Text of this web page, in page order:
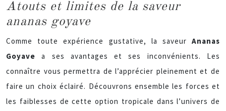
Atouts et limites de la saveur
ananas goyave
Comme toute expérience gustative, la saveur Ananas
Goyavea ses avantages et ses inconvénients. Les
connaître vous permettra de l’apprécier pleinement et de
faire un choix éclairé. Découvrons ensemble les forces et
les faiblesses de cette option tropicale dans l’univers de